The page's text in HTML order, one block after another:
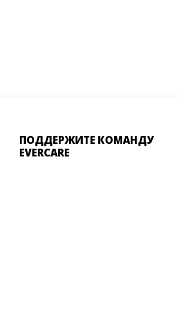
ПОДДЕРЖИТЕ КОМАНДУ
EVERCARE